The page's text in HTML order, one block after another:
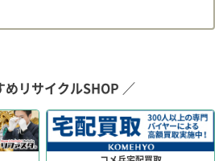
めリサイクルSHOP ／